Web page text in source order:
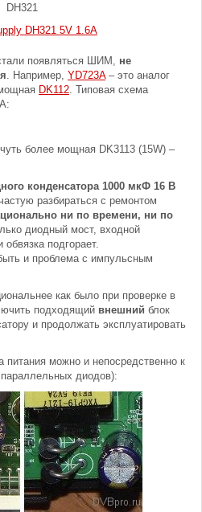
DH321
появляться ШИМ, не
. Например, YD723A– это аналог
DK112 . Типовая схема
более мощная DK3113 (15W) –
конденсатора 1000 мкФ 16 В
разбираться с ремонтом
ни по времени, ни по
диодный мост, входной
подгорает.
и проблема с импульсным
как было при проверке в
подходящий внешний блок
и продолжать эксплуатировать
питания можно и непосредственно к
диодов):